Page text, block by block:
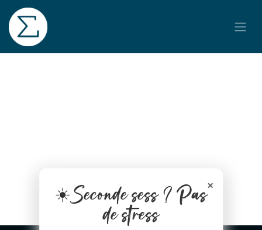
Se rendre au contenu
×
☀️Seconde sess ? Pas
de stress